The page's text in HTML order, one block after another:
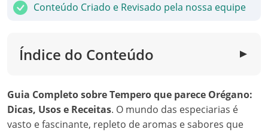
Conteúdo Criado e Revisado pela nossa equipe
Índice do Conteúdo ▼
Guia Completo sobre Tempero que parece Orégano:
Dicas, Usos e Receitas. O mundo das especiarias é
vasto e fascinante, repleto de aromas e sabores que